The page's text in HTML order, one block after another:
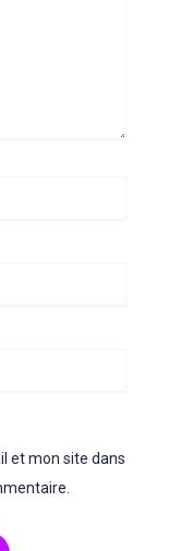
et mon site dans